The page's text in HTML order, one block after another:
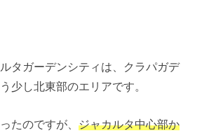
タガーデンシティは、クラパガデ
少し北東部のエリアです。
たのですが、ジャカルタ中心部か